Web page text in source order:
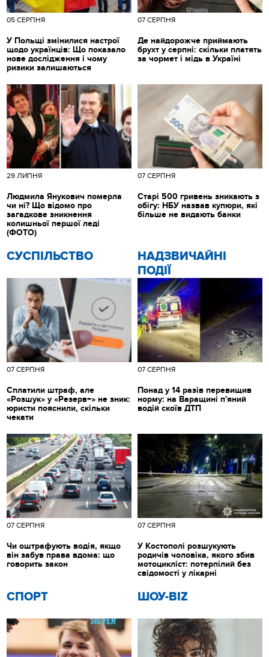
05 СЕРПНЯ
У Польщі змінилися настрої
щодо українців: Що показало
нове дослідження і чому
ризики залишаються
07 СЕРПНЯ
Де найдорожче приймають
брухт у серпні: скільки платять
за чормет і мідь в Україні
CУСПІЛЬСТВО
07 СЕРПНЯ
Сплатили штраф, але
«Розшук» у «Резерв+» не зник:
юристи пояснили, скільки
чекати
НАДЗВИЧАЙНІ
ПОДІЇ
07 СЕРПНЯ
Понад у 14 разів перевищив
норму: на Варащині п'яний
водій скоїв ДТП
СПОРТ ШОУ-BIZ
29 ЛИПНЯ
Людмила Янукович померла
чи ні? Що відомо про
загадкове зникнення
колишньої першої леді
(ФОТО)
07 СЕРПНЯ
Старі 500 гривень зникають з
обігу: НБУ назвав купюри, які
більше не видають банки
07 СЕРПНЯ
Чи оштрафують водія, якщо
він забув права вдома: що
говорить закон
07 СЕРПНЯ
У Костополі розшукують
родичів чоловіка, якого збив
мотоцикліст: потерпілий без
свідомості у лікарні